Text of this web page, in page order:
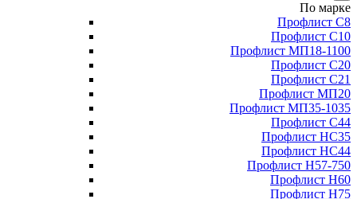
По марке
Профлист С8
Профлист С10
Профлист МП18-1100
Профлист С20
Профлист С21
Профлист МП20
Профлист МП35-1035
Профлист С44
Профлист НС35
Профлист НС44
Профлист Н57-750
Профлист Н60
Профлист Н75